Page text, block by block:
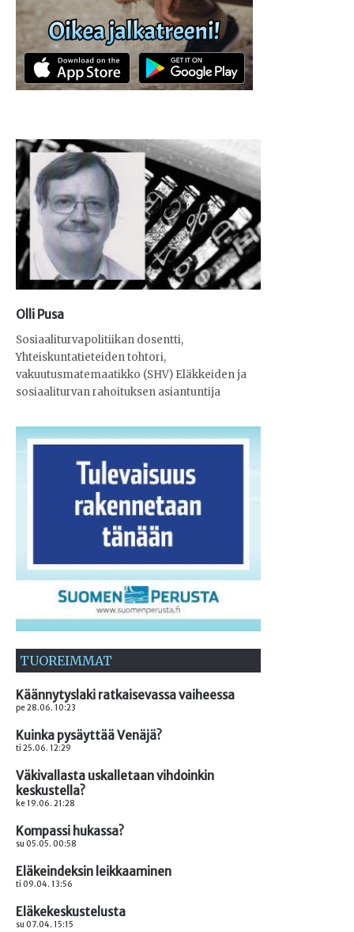
Olli Pusa
Sosiaaliturvapolitiikan dosentti,
Yhteiskuntatieteiden tohtori,
vakuutusmatemaatikko (SHV) Eläkkeiden ja
sosiaaliturvan rahoituksen asiantuntija
TUOREIMMAT
Käännytyslaki ratkaisevassa vaiheessa
pe 28.06. 10:23
Kuinka pysäyttää Venäjä?
ti 25.06. 12:29
Väkivallasta uskalletaan vihdoinkin
keskustella?
ke 19.06. 21:28
Kompassi hukassa?
su 05.05. 00:58
Eläkeindeksin leikkaaminen
ti 09.04. 13:56
Eläkekeskustelusta
su 07.04. 15:15